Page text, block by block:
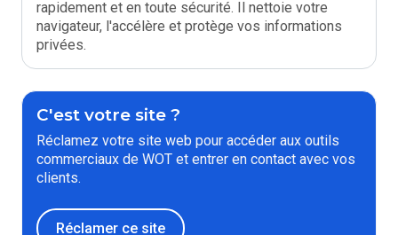
rapidement et en toute sécurité. Il nettoie votre
navigateur, l'accélère et protège vos informations
privées.
C'est votre site ?
Réclamez votre site web pour accéder aux outils
commerciaux de WOT et entrer en contact avec vos
clients.
Réclamer ce site